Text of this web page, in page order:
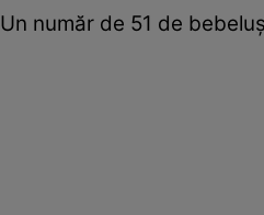
Un număr de 51 de